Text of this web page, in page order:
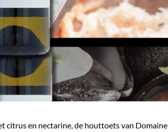
citrus en nectarine, de houttoets van Domaine